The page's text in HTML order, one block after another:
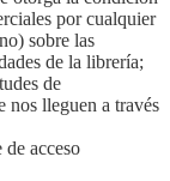
por cualquier
sobre las
de la librería;
de
nos lleguen a través
de acceso